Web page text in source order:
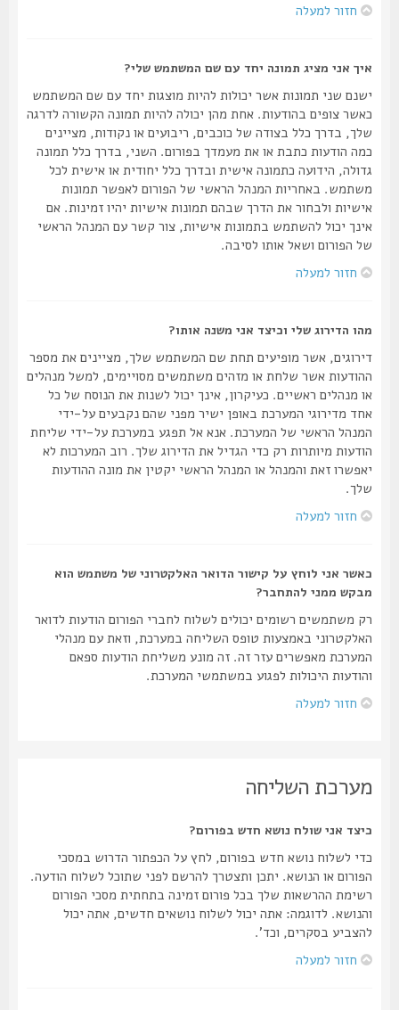
חזור למעלה
איך אני מציג תמונה יחד עם שם המשתמש שלי?
ישנם שני תמונות אשר יכולות להיות מוצגות יחד עם שם המשתמש
כאשר צופים בהודעות. אחת מהן יכולה להיות תמונה הקשורה לדרגה
שלך, בדרך כלל בצודה של כוכבים, ריבועים או נקודות, מציינים
כמה הודעות כתבת או את מעמדך בפורום. השני, בדרך כלל תמונה
גדולה, הידועה כתמונה אישית ובדרך כלל יחודית או אישית לכל
משתמש. באחריות המנהל הראשי של הפורום לאפשר תמונות
אישיות ולבחור את הדרך שבהם תמונות אישיות יהיו זמינות. אם
אינך יכול להשתמש בתמונות אישיות, צור קשר עם המנהל הראשי
של הפורום ושאל אותו לסיבה.
חזור למעלה
מהו הדירוג שלי וכיצד אני משנה אותו?
דירוגים, אשר מופיעים תחת שם המשתמש שלך, מציינים את מספר
ההודעות אשר שלחת או מזהים משתמשים מסויימים, למשל מנהלים
או מנהלים ראשיים. כעיקרון, אינך יכול לשנות את הנוסח של כל
אחד מדירוגי המערכת באופן ישיר מפני שהם נקבעים על-ידי
המנהל הראשי של המערכת. אנא אל תפגע במערכת על-ידי שליחת
הודעות מיותרות רק כדי הגדיל את הדירוג שלך. רוב המערכות לא
יאפשרו זאת והמנהל או המנהל הראשי יקטין את מונה ההודעות
חזור למעלה
כאשר אני לוחץ על קישור הדואר האלקטרוני של משתמש הוא
מבקש ממני להתחבר?
רק משתמשים רשומים יכולים לשלוח לחברי הפורום הודעות לדואר
האלקטרוני באמצעות טופס השליחה במערכת, וזאת עם מנהלי
המערכת מאפשרים עזר זה. זה מונע משליחת הודעות ספאם
והודעות היכולות לפגוע במשתמשי המערכת.
חזור למעלה
מערכת השליחה
כיצד אני שולח נושא חדש בפורום?
כדי לשלוח נושא חדש בפורום, לחץ על הכפתור הדרוש במסכי
הפורום או הנושא. יתכן ותצטרך להרשם לפני שתוכל לשלוח הודעה.
רשימת ההרשאות שלך בכל פורום זמינה בתחתית מסכי הפורום
והנושא. לדוגמה: אתה יכול לשלוח נושאים חדשים, אתה יכול
להצביע בסקרים, וכד'.
חזור למעלה